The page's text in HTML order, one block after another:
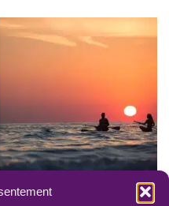
Cadeau énergétique :